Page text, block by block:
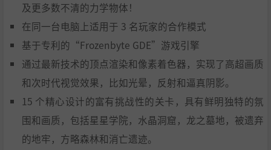
及更多数不清的力学物体！
在同一台电脑上适用于 3 名玩家的合作模式
基于专利的“Frozenbyte GDE”游戏引擎
通过最新技术的顶点渲染和像素着色器，实现了高超画质
和次时代视觉效果，比如光晕，反射和逼真阴影。
15 个精心设计的富有挑战性的关卡，具有鲜明独特的氛
围和画质，包括星星学院，水晶洞窟，龙之墓地，被遗弃
的地牢，方略森林和消亡遗迹。